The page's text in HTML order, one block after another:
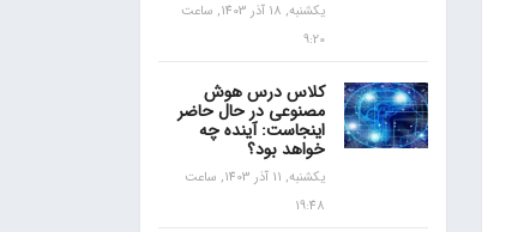
یکشنبه, 18 آذر 1403, ساعت
9:20
کلاس درس هوش
مصنوعی در حال حاضر
اینجاست: آینده چه
خواهد بود؟
یکشنبه, 11 آذر 1403, ساعت
19:48